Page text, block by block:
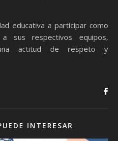
educativa a participar como
sus respectivos equipos,
una actitud de respeto y
INTERESAR